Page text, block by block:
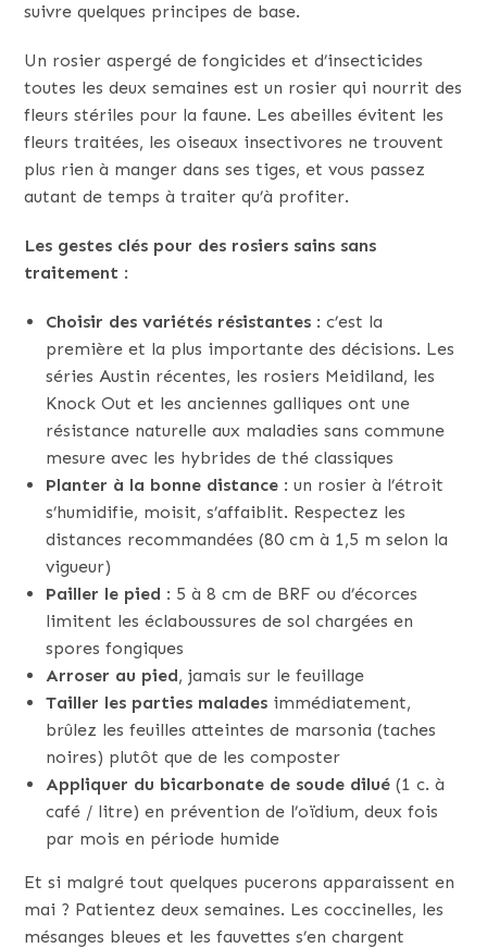
suivre quelques principes de base.
Un rosier aspergé de fongicides et d’insecticides
toutes les deux semaines est un rosier qui nourrit des
fleurs stériles pour la faune. Les abeilles évitent les
fleurs traitées, les oiseaux insectivores ne trouvent
plus rien à manger dans ses tiges, et vous passez
autant de temps à traiter qu’à profiter.
Les gestes clés pour des rosiers sains sans
traitement :
Choisir des variétés résistantes : c’est la
première et la plus importante des décisions. Les
séries Austin récentes, les rosiers Meidiland, les
Knock Out et les anciennes galliques ont une
résistance naturelle aux maladies sans commune
mesure avec les hybrides de thé classiques
Planter à la bonne distance : un rosier à l’étroit
s’humidifie, moisit, s’affaiblit. Respectez les
distances recommandées (80 cm à 1,5 m selon la
vigueur)
Pailler le pied : 5 à 8 cm de BRF ou d’écorces
limitent les éclaboussures de sol chargées en
spores fongiques
Arroser au pied, jamais sur le feuillage
Tailler les parties malades immédiatement,
brûlez les feuilles atteintes de marsonia (taches
noires) plutôt que de les composter
Appliquer du bicarbonate de soude dilué (1 c. à
café / litre) en prévention de l’oïdium, deux fois
par mois en période humide
Et si malgré tout quelques pucerons apparaissent en
mai ? Patientez deux semaines. Les coccinelles, les
mésanges bleues et les fauvettes s’en chargent